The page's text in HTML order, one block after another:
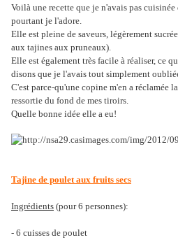
Voilà une recette que je n'avais pas
pourtant je l'adore.
Elle est pleine de saveurs, légèrement
aux tajines aux pruneaux).
Elle est également très facile à réaliser, ce
disons que je l'avais tout simplement
C'est parce-qu'une copine m'en a réclamée
ressortie du fond de mes tiroirs.
Quelle bonne idée elle a eu!
Tajine de poulet aux fruits secs
Ingrédients (pour 6 personnes):
- 6 cuisses de poulet